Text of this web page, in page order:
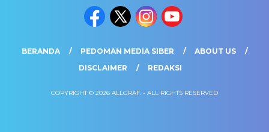
BERANDA PEDOMAN MEDIA SIBER
ABOUT US
DISCLAIMER
REDAKSI
COPYRIGHT © 2026 ALLGRAF. - ALL RIGHTS RESERVED